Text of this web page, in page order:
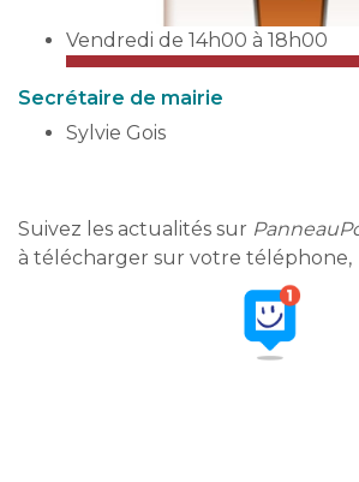
Vendredi de 14h00 à 18h00
Secrétaire de mairie
Sylvie Gois
Suivez les actualités sur
à télécharger sur votre téléphone,